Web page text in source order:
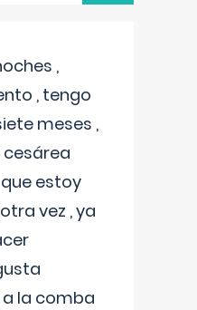
,
, tengo
meses ,
cesárea
estoy
vez , ya
la comba